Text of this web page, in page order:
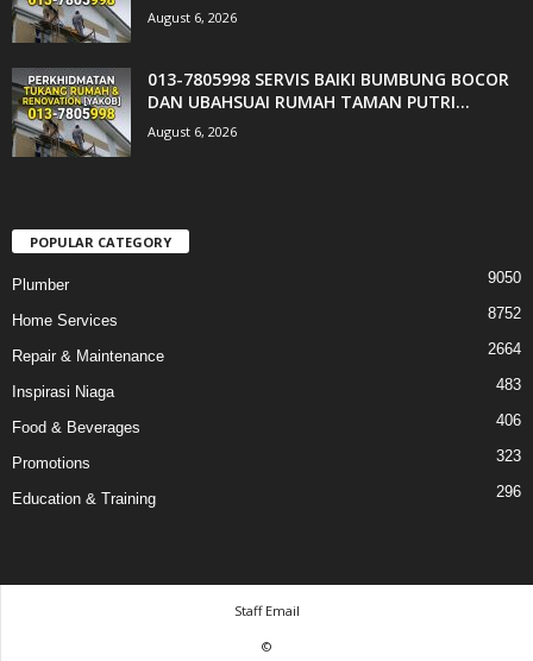
August 6, 2026
013-7805998 SERVIS BAIKI BUMBUNG BOCOR
DAN UBAHSUAI RUMAH TAMAN PUTRI...
August 6, 2026
POPULAR CATEGORY
Plumber 9050
Home Services 8752
Repair & Maintenance 2664
Inspirasi Niaga 483
Food & Beverages 406
Promotions 323
Education & Training 296
Staff Email
©